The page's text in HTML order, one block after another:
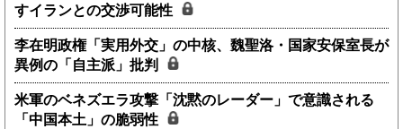
すイランとの交渉可能性
李在明政権「実用外交」の中核、魏聖洛・国家安保室長が
異例の「自主派」批判
米軍のベネズエラ攻撃「沈黙のレーダー」で意識される
「中国本土」の脆弱性